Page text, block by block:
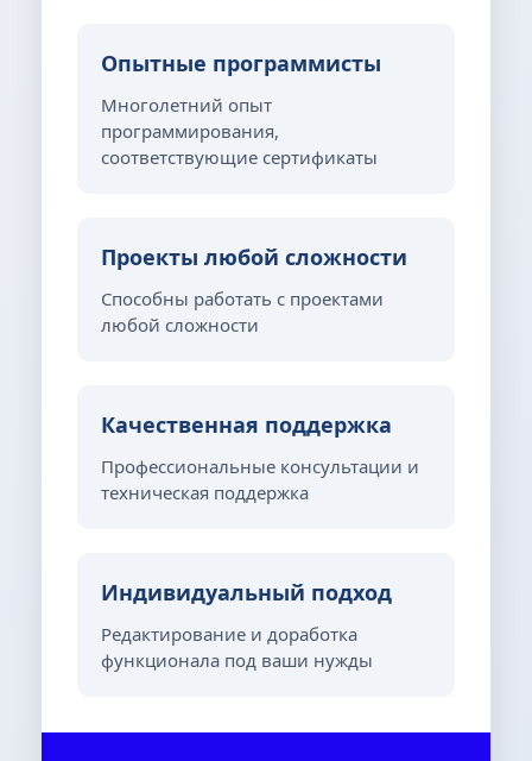
Опытные программисты
Многолетний опыт
программирования,
соответствующие сертификаты
Проекты любой сложности
Способны работать с проектами
любой сложности
Качественная поддержка
Профессиональные консультации и
техническая поддержка
Индивидуальный подход
Редактирование и доработка
функционала под ваши нужды